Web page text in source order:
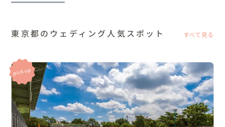
東京都のウェディング人気スポット すべて見る